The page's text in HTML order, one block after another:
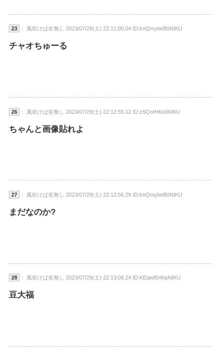
23 ： 風吹けば名無し 2023/07/29(土) 22:11:00.04 ID:knQmybeB0NIKU
チャオちゅーる
26 ： 風吹けば名無し 2023/07/29(土) 22:12:55.12 ID:zSQoIH6o0NIKU
ちゃんと画像貼れよ
27 ： 風吹けば名無し 2023/07/29(土) 22:12:56.29 ID:knQmybeB0NIKU
まだなのか?
28 ： 風吹けば名無し 2023/07/29(土) 22:13:09.24 ID:KEqw804hpNIKU
豆大福